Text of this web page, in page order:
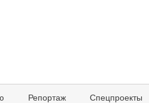
Репортаж Спецпроекты